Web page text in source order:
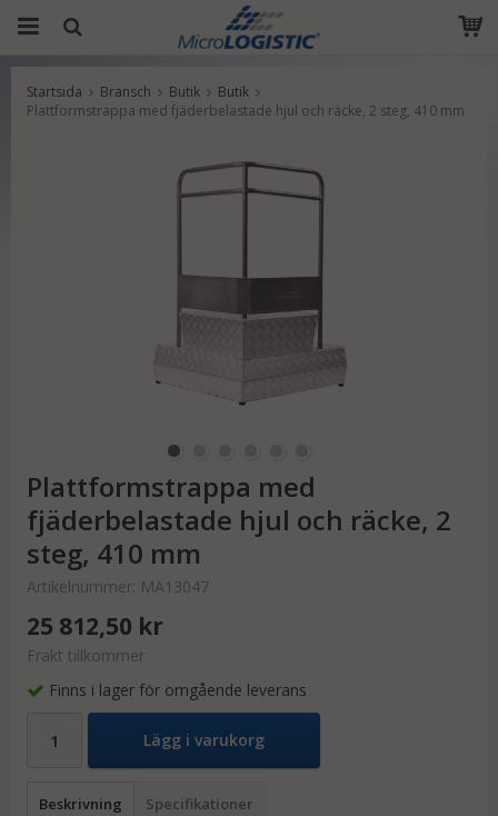
Produkten har blivit tillagd i varukorgen
Startsida Bransch Butik
Butik
Plattformstrappa med fjäderbelastade hjul och räcke, 2 steg, 410 mm
Plattformstrappa med
fjäderbelastade hjul och räcke, 2
steg, 410 mm
Artikelnummer: MA13047
25 812,50 kr
Frakt tillkommer
Finns i lager för omgående leverans
Lägg i varukorg
Beskrivning Specifikationer